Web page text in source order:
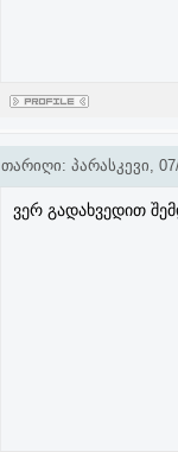
თარიღი: პარასკევი,
ვერ გადახვედით